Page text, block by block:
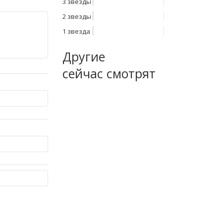
2 звезды
1 звезда
Другие
сейчас смотрят